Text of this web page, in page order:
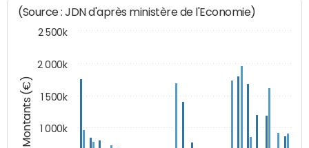
Montants (€)
(Source : JDN d'après ministère de l'Economie)
1 000k
1 500k
2 000k
2 500k